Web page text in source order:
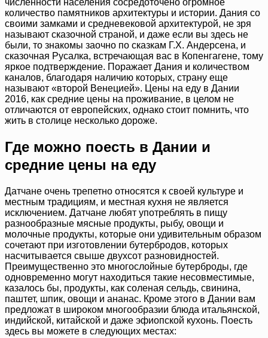
численности населения сосредоточено огромное
количество памятников архитектуры и истории. Дания со
своими замками и средневековой архитектурой, не зря
называют сказочной страной, и даже если вы здесь не
были, то знакомы заочно по сказкам Г.Х. Андерсена, и
сказочная Русалка, встречающая вас в Копенгагене, тому
яркое подтверждение. Поражает Дания и количеством
каналов, благодаря наличию которых, страну еще
называют «второй Венецией». Цены на еду в Дании
2016, как средние цены на проживание, в целом не
отличаются от европейских, однако стоит помнить, что
жить в столице несколько дороже.
Где можно поесть в Дании и
средние цены на еду
Датчане очень трепетно относятся к своей культуре и
местным традициям, и местная кухня не является
исключением. Датчане любят употреблять в пищу
разнообразные мясные продукты, рыбу, овощи и
молочные продукты, которые они удивительным образом
сочетают при изготовлении бутербродов, которых
насчитывается свыше двухсот разновидностей.
Преимущественно это многослойные бутерброды, где
одновременно могут находиться такие несовместимые,
казалось бы, продукты, как соленая сельдь, свинина,
паштет, шпик, овощи и ананас. Кроме этого в Дании вам
предложат в широком многообразии блюда итальянской,
индийской, китайской и даже эфиопской кухонь. Поесть
здесь вы можете в следующих местах: